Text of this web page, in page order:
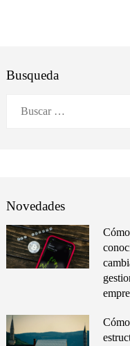
Busqueda
Novedades